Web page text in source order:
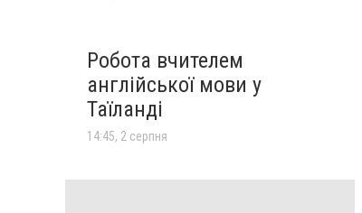
Робота вчителем
англійської мови у
Таїланді
14:45, 2 серпня